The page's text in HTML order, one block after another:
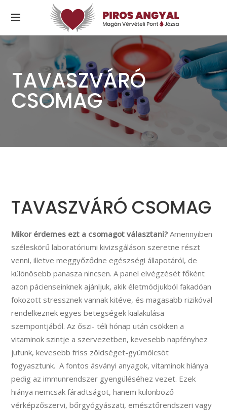
TAVASZVÁRÓ
CSOMAG
TAVASZVÁRÓ CSOMAG
Mikor érdemes ezt a csomagot választani? Amennyiben
széleskörű laboratóriumi kivizsgáláson szeretne részt
venni, illetve meggyőződne egészségi állapotáról, de
különösebb panasza nincsen. A panel elvégzését főként
azon pácienseinknek ajánljuk, akik életmódjukból fakadóan
fokozott stressznek vannak kitéve, és magasabb rizikóval
rendelkeznek egyes betegségek kialakulása
szempontjából. Az őszi- téli hónap után csökken a
vitaminok szintje a szervezetben, kevesebb napfényhez
jutunk, kevesebb friss zöldséget-gyümölcsöt
fogyasztunk. A fontos ásványi anyagok, vitaminok hiánya
pedig az immunrendszer gyengüléséhez vezet. Ezek
hiánya nemcsak fáradtságot, hanem különböző
vérképzőszervi, bőrgyógyászati, emésztőrendszeri vagy